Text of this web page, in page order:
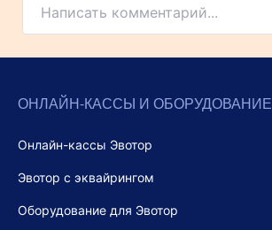
Написать комментарий...
ОНЛАЙН-КАССЫ И ОБОРУДОВАНИЕ
Онлайн-кассы Эвотор
Эвотор с эквайрингом
Оборудование для Эвотор